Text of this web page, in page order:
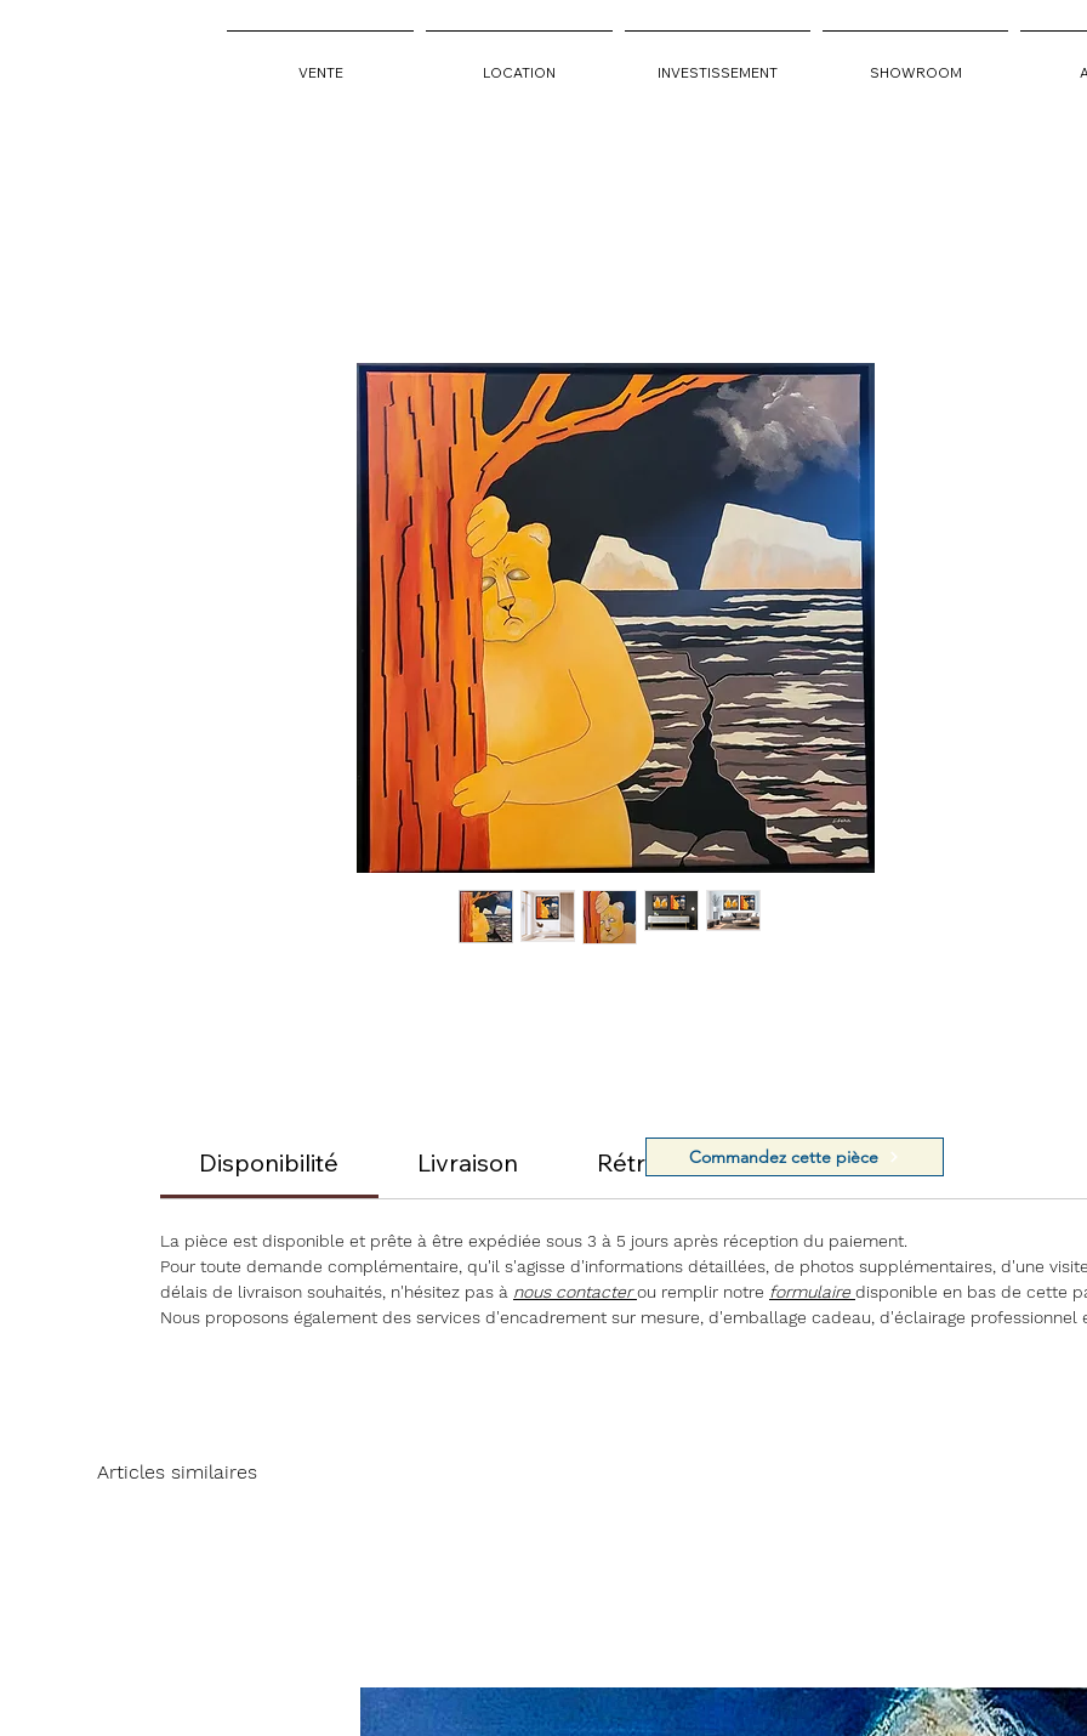
VENTE LOCATION INVESTISSEMENT SHOWROOM
Disponibilité Livraison Rétractation
La pièce est disponible et prête à être expédiée sous 3 à 5 jours après réception du paiement.
Pour toute demande complémentaire, qu'il s'agisse d'informations détaillées, de photos supplémentaires, d'une
délais de livraison souhaités, n'hésitez pas à nous contacterou remplir notre formulaire disponible en bas de cette
Nous proposons également des services d'encadrement sur mesure, d'emballage cadeau, d'éclairage professionnel
Commandez cette pièce
Articles similaires